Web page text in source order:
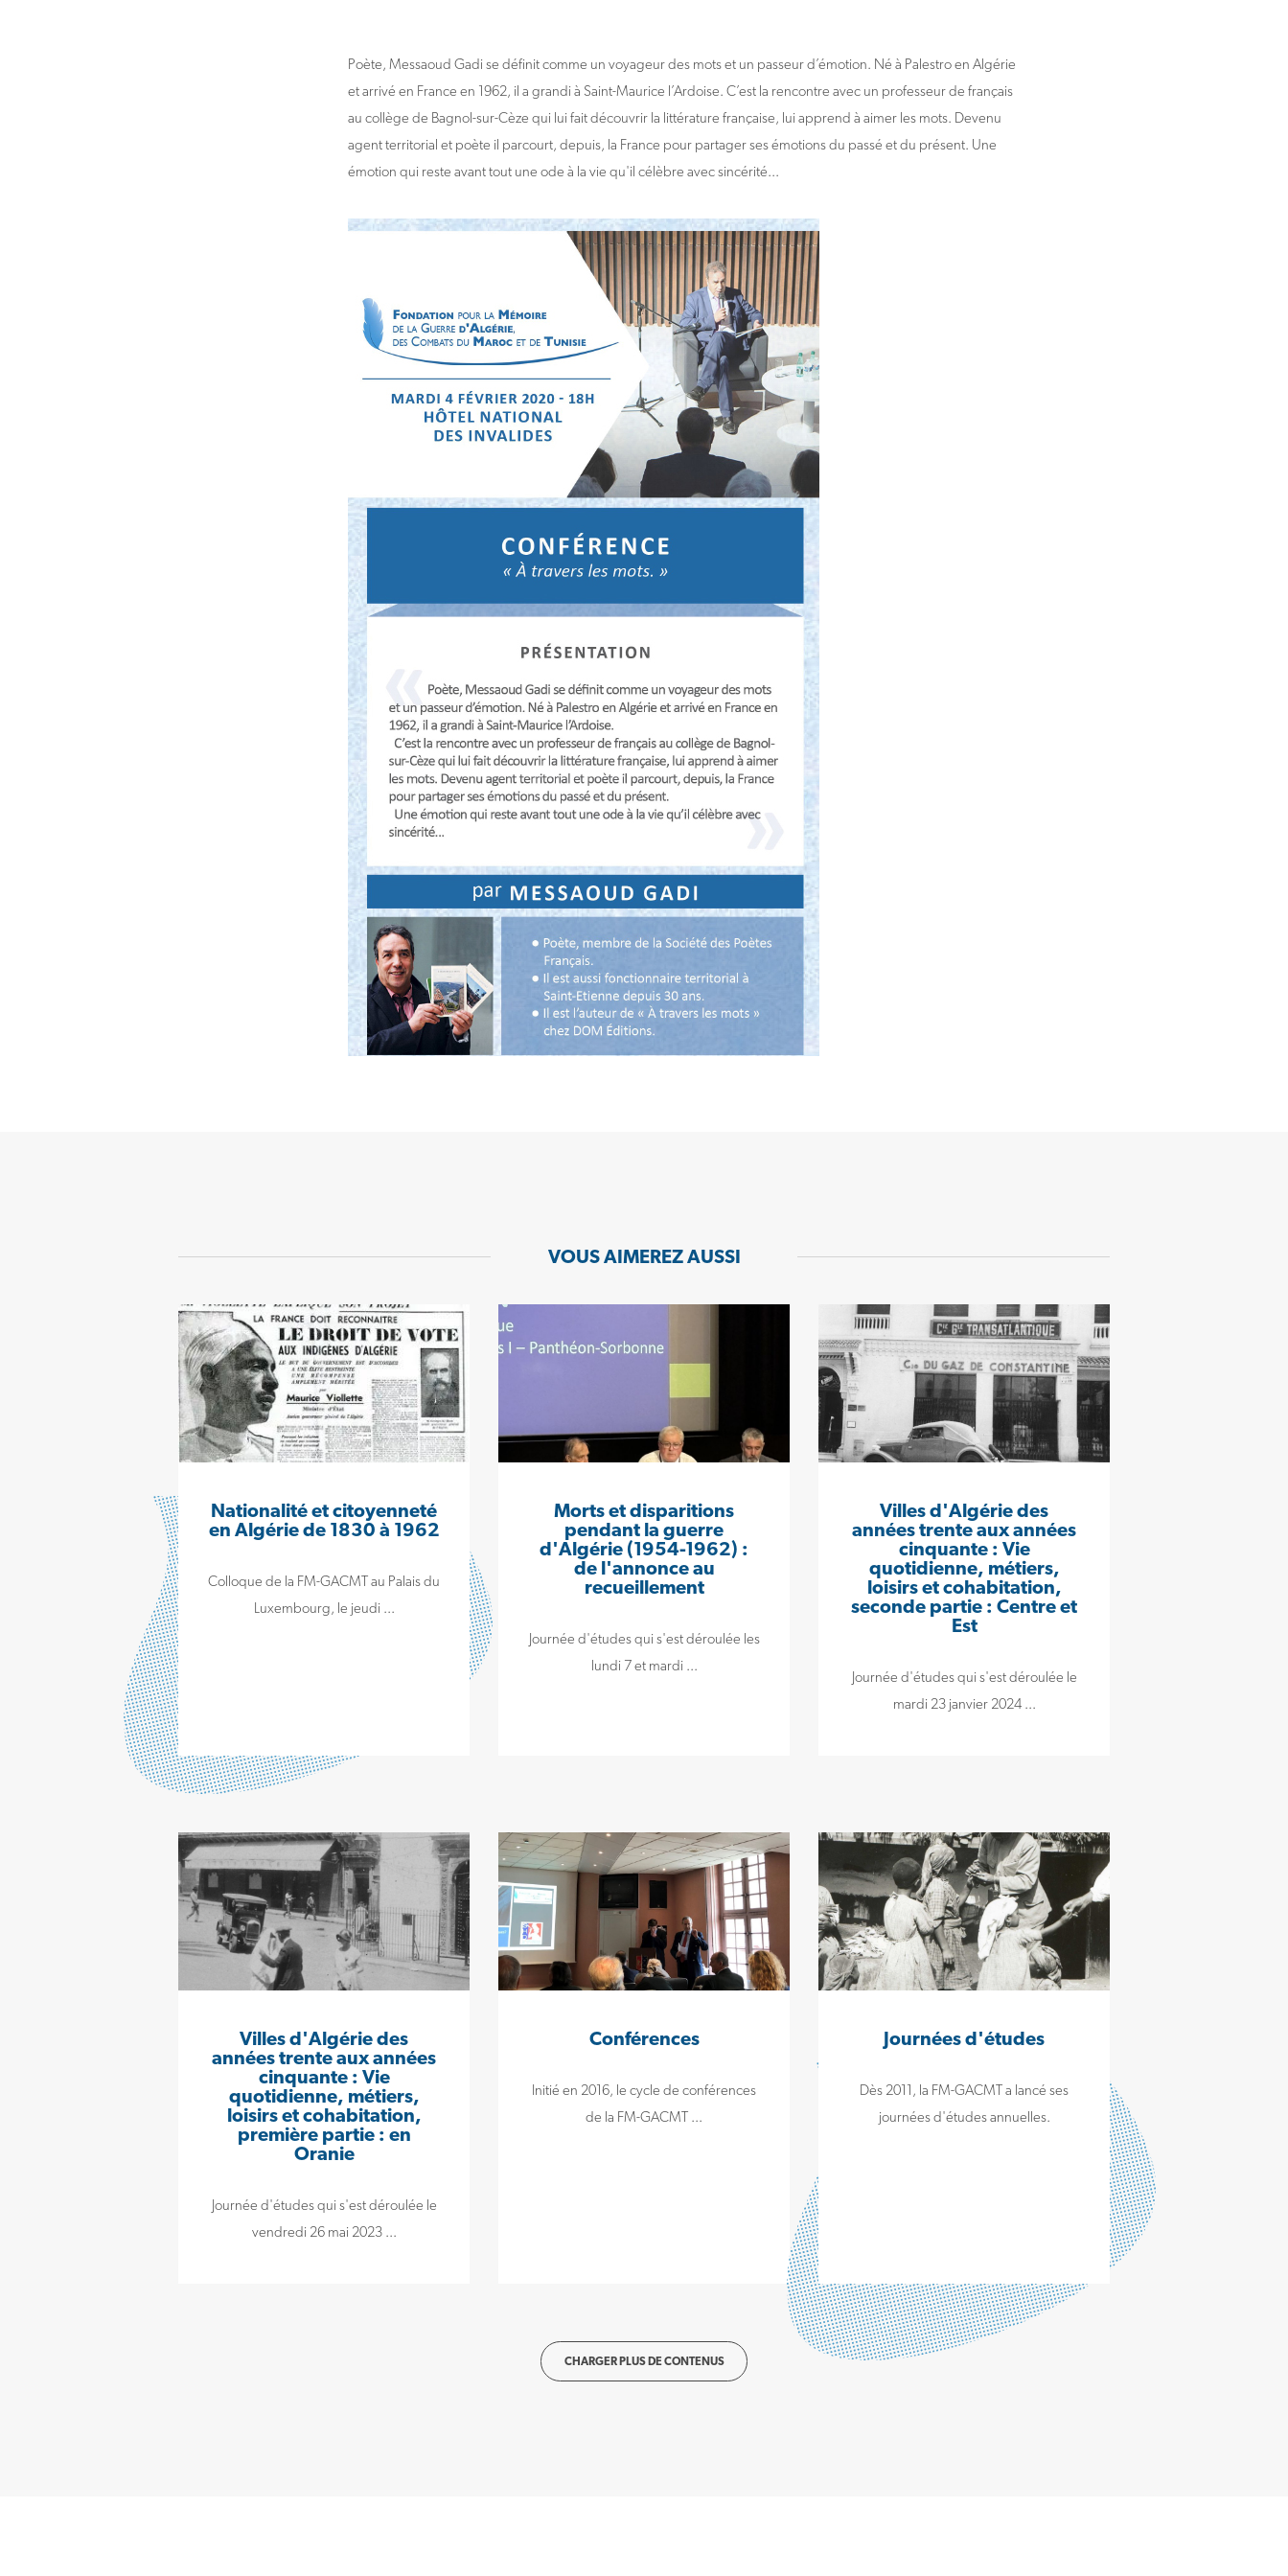
Poète, Messaoud Gadi se définit comme un voyageur des mots et un passeur d’émotion. Né à Palestro en Algérie
et arrivé en France en 1962, il a grandi à Saint-Maurice l’Ardoise. C’est la rencontre avec un professeur de français
au collège de Bagnol-sur-Cèze qui lui fait découvrir la littérature française, lui apprend à aimer les mots. Devenu
agent territorial et poète il parcourt, depuis, la France pour partager ses émotions du passé et du présent. Une
émotion qui reste avant tout une ode à la vie qu'il célèbre avec sincérité...
VOUS AIMEREZ AUSSI
Nationalité et citoyenneté
en Algérie de 1830 à 1962
Colloque de la FM-GACMT au Palais du
Luxembourg, le jeudi ...
Morts et disparitions
pendant la guerre
d'Algérie (1954-1962) :
de l'annonce au
recueillement
Journée d'études qui s'est déroulée les
lundi 7 et mardi ...
Villes d'Algérie des
années trente aux années
cinquante : Vie
quotidienne, métiers,
loisirs et cohabitation,
seconde partie : Centre et
Est
Journée d'études qui s'est déroulée le
mardi 23 janvier 2024 ...
Villes d'Algérie des
années trente aux années
cinquante : Vie
quotidienne, métiers,
loisirs et cohabitation,
première partie : en
Oranie
Journée d'études qui s'est déroulée le
vendredi 26 mai 2023 ...
Conférences
Initié en 2016, le cycle de conférences
de la FM-GACMT ...
Journées d'études
Dès 2011, la FM-GACMT a lancé ses
journées d'études annuelles.
CHARGER PLUS DE CONTENUS